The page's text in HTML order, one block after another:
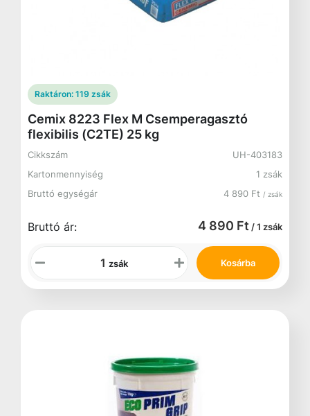
Raktáron: 119 zsák
Cemix 8223 Flex M Csemperagasztó
flexibilis (C2TE) 25 kg
Cikkszám
UH-403183
Kartonmennyiség
1 zsák
Bruttó egységár
4 890 Ft / zsák
Bruttó ár: 4 890 Ft / 1 zsák
zsák Kosárba